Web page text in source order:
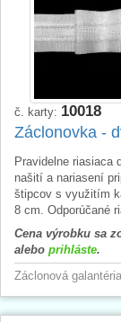
č. karty: 10018
Záclonovka -
Pravidelne riasiaca
našití a nariasení
štipcov s využitím
8 cm. Odporúčané
Cena výrobku sa
alebo prihláste.
Záclonová galantéria